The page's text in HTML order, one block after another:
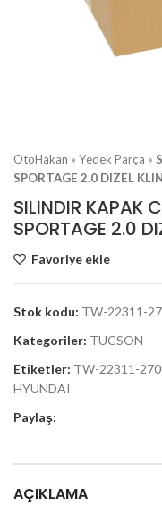
OtoHakan » Yedek Parça »
SPORTAGE 2.0 DIZEL
SILINDIR KAPAK
SPORTAGE 2.0
Favoriye ekle
Stok kodu: TW-22311-
Kategoriler: TUCSON
Etiketler: TW-22311-
HYUNDAI
Paylaş:
AÇIKLAMA